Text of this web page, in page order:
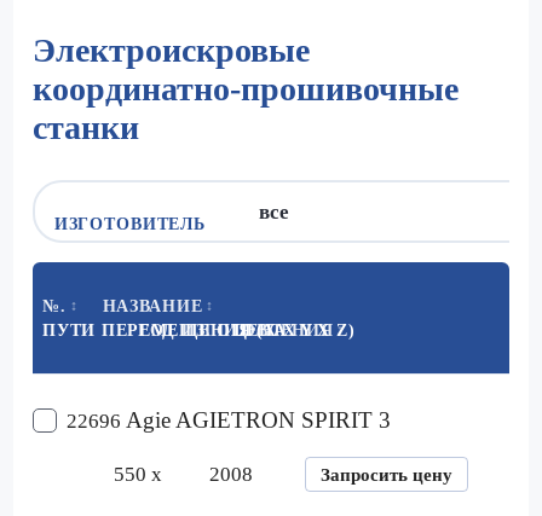
Электроискровые
координатно-прошивочные
станки
ИЗГОТОВИТЕЛЬ
№. ↕ НАЗВАНИЕ ↕
ПУТИ ПЕРЕМЕЩЕНИЯ (X X Y X Z)
ГОД ИЗГОТОВЛЕНИЯ ↕
ЦЕНА
22696 Agie AGIETRON SPIRIT 3
550 x 2008 Запросить цену